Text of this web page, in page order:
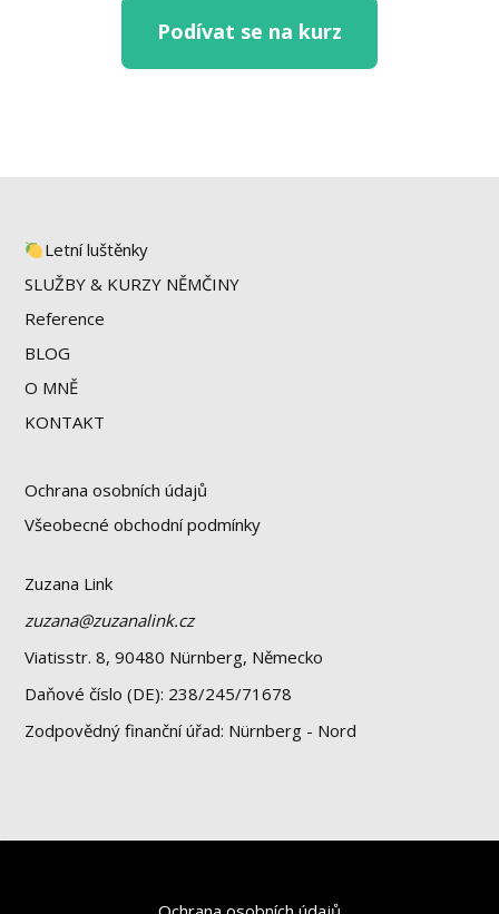
Podívat se na kurz
Letní luštěnky
SLUŽBY & KURZY NĚMČINY
Reference
BLOG
O MNĚ
KONTAKT
Ochrana osobních údajů
Všeobecné obchodní podmínky
Zuzana Link
zuzana@zuzanalink.cz
Viatisstr. 8, 90480 Nürnberg, Německo
Daňové číslo (DE): 238/245/71678
Zodpovědný finanční úřad: Nürnberg - Nord